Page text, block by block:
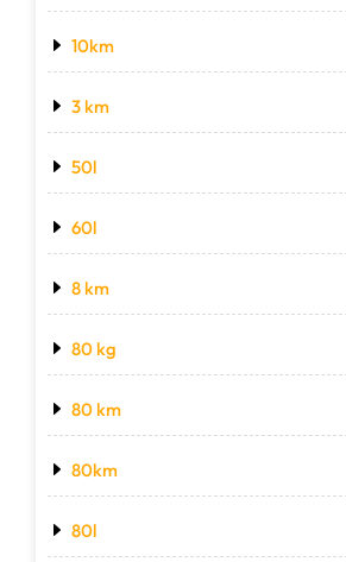
10km
3 km
50l
60l
8 km
80 kg
80 km
80km
80l